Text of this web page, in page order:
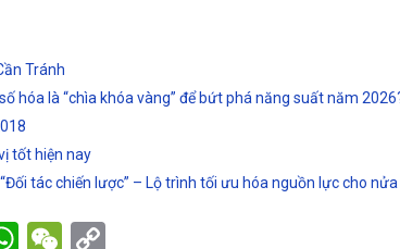
Tránh
hóa là “chìa khóa vàng” để bứt phá năng suất năm
tốt hiện nay
tác chiến lược” – Lộ trình tối ưu hóa nguồn lực cho
WhatsApp
WeChat